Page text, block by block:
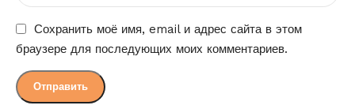
Сохранить моё имя, email и адрес сайта в этом
браузере для последующих моих комментариев.